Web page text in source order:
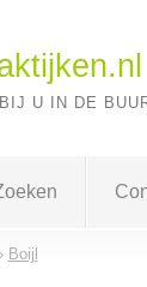
U IN DE
Boijl